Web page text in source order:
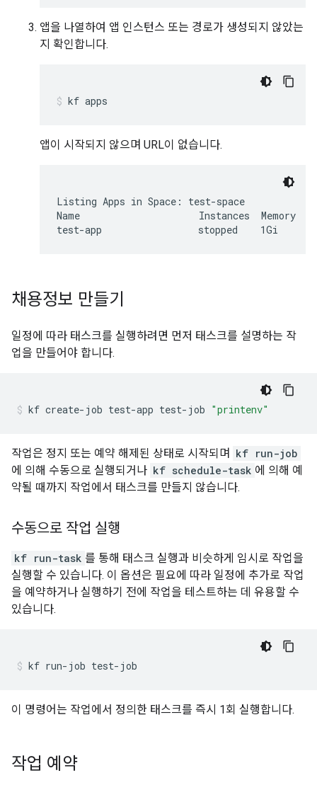
앱을 나열하여 앱 인스턴스 또는 경로가 생성되지 않았는
지 확인합니다.
kf apps
앱이 시작되지 않으며 URL이 없습니다.
Listing Apps in Space: test-space
Name                     Instances  Memory
채용정보 만들기
일정에 따라 태스크를 실행하려면 먼저 태스크를 설명하는 작
업을 만들어야 합니다.
kf create-job test-app test-job "printenv"
작업은 정지 또는 예약 해제된 상태로 시작되며
kf run-job
에 의해 수동으로 실행되거나 kf schedule-task 에 의해 예
약될 때까지 작업에서 태스크를 만들지 않습니다.
수동으로 작업 실행
kf run-task 를 통해 태스크 실행과 비슷하게 임시로 작업을
실행할 수 있습니다. 이 옵션은 필요에 따라 일정에 추가로 작업
을 예약하거나 실행하기 전에 작업을 테스트하는 데 유용할 수
있습니다.
kf run-job test-job
이 명령어는 작업에서 정의한 태스크를 즉시 1회 실행합니다.
작업 예약